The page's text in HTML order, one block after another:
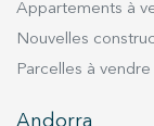
Appartements à
Nouvelles
Parcelles à
Andorra